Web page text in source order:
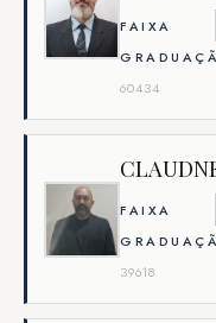
FAIXA
60434
FAIXA
39618